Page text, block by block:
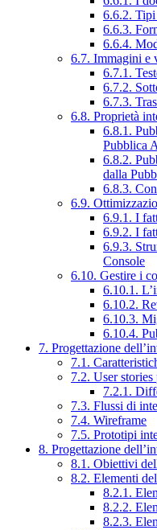
6.6.2.
6.6.3.
6.6.4.
6.7. Immagini e
6.7.1.
6.7.2.
6.7.3.
6.8. Proprietà
6.8.1.
Pubblica
6.8.2.
dalla
6.8.3.
6.9.
6.9.1. I
6.9.2. I
6.9.3.
Console
6.10. Gestire i
6.10.1.
6.10.2.
6.10.3.
6.10.4.
7. Progettazione
7.1.
7.2. User
7.2.1.
7.3. Flussi di
7.4. Wireframe
7.5. Prototipi
8. Progettazione
8.1. Obiettivi
8.2. Elementi
8.2.1.
8.2.2.
8.2.3.